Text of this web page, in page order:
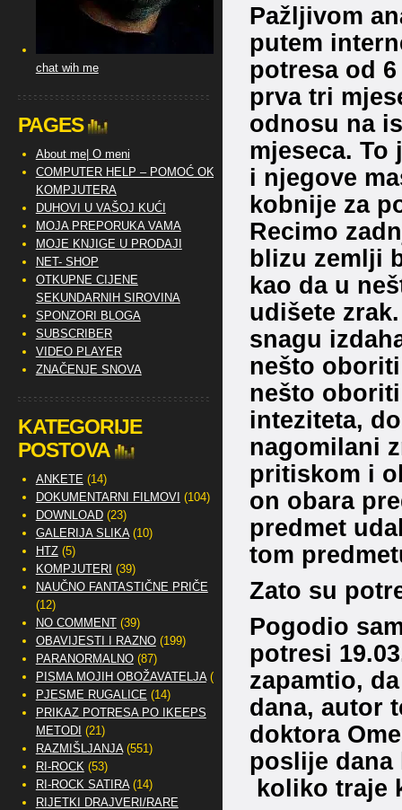
Pažljivom
putem
potresa od
prva tri
odnosu na
mjeseca.
i njegove
kobnije za
Recimo
blizu zemlji
kao da u
udišete
snagu
nešto
nešto
inteziteta,
nagomilani
pritiskom i
on obara
predmet
tom
Zato su
Pogodio
potresi
zapamtio,
dana, autor
doktora
poslije
koliko traje
chat wih me
PAGES
About me| O meni
COMPUTER HELP – POMOĆ OKO
KOMPJUTERA
DUHOVI U VAŠOJ KUĆI
MOJA PREPORUKA VAMA
MOJE KNJIGE U PRODAJI
NET- SHOP
OTKUPNE CIJENE
SEKUNDARNIH SIROVINA
SPONZORI BLOGA
SUBSCRIBER
VIDEO PLAYER
ZNAČENJE SNOVA
KATEGORIJE
POSTOVA
ANKETE (14)
DOKUMENTARNI FILMOVI (104)
DOWNLOAD(23)
GALERIJA SLIKA(10)
HTZ(5)
KOMPJUTERI (39)
NAUČNO FANTASTIČNE PRIČE
(12)
NO COMMENT(39)
OBAVIJESTI I RAZNO(199)
PARANORMALNO(87)
PISMA MOJIH OBOŽAVATELJA(2)
PJESME RUGALICE (14)
PRIKAZ POTRESA PO IKEEPS
METODI (21)
RAZMIŠLJANJA(551)
RI-ROCK(53)
RI-ROCK SATIRA(14)
RIJETKI DRAJVERI/RARE